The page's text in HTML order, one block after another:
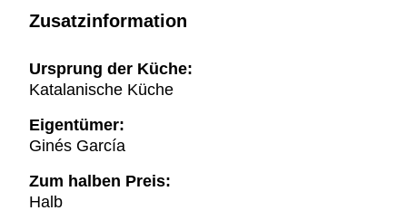
Zusatzinformation
Ursprung der Küche:
Katalanische Küche
Eigentümer:
Ginés García
Zum halben Preis:
Halb